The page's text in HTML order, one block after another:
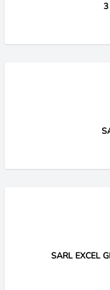
3
SARL EXCEL